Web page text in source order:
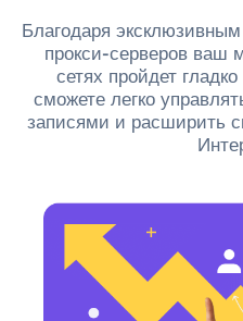
Благодаря
прокси-серверов ваш
сетях пройдет
сможете легко
записями и расширить